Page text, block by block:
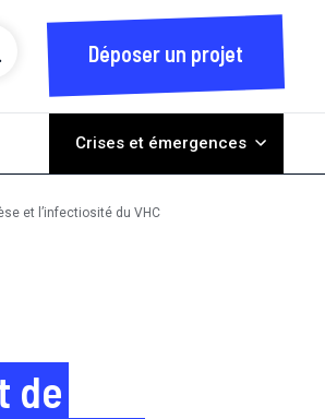
Déposer un projet
Crises et émergences
et l’infectiosité du VHC
de